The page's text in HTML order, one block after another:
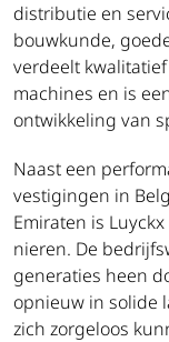
distributie en
bouwkunde,
verdeelt
machines en is
ontwikkeling van
Naast een
vestigingen in
Emiraten is
nieren. De
generaties heen
opnieuw in solide
zich zorgeloos